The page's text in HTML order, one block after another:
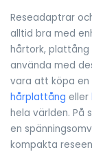
Reseadaptrar
alltid bra med
hårtork,
använda med
vara att köpa en
hårplattång eller
hela världen. På
en
kompakta